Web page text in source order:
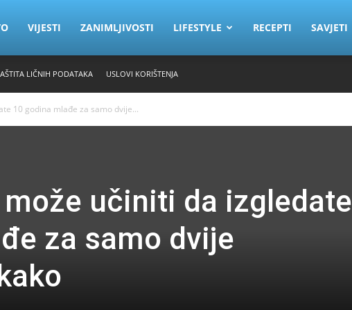
VIJESTI ZANIMLJIVOSTI LIFESTYLE RECEPTI SAVJETI
LIČNIH PODATAKA USLOVI KORIŠTENJA
10 godina mlađe za samo dvije...
učiniti da izgledate
za samo dvije